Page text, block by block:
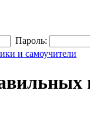
Пароль:
и самоучители